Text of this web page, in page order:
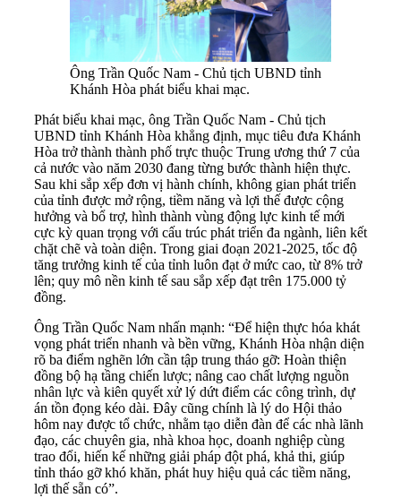
Ông Trần Quốc Nam - Chủ tịch UBND tỉnh
Khánh Hòa phát biểu khai mạc.
Phát biểu khai mạc, ông Trần Quốc Nam - Chủ tịch
UBND tỉnh Khánh Hòa khẳng định, mục tiêu đưa Khánh
Hòa trở thành thành phố trực thuộc Trung ương thứ 7 của
cả nước vào năm 2030 đang từng bước thành hiện thực.
Sau khi sắp xếp đơn vị hành chính, không gian phát triển
của tỉnh được mở rộng, tiềm năng và lợi thế được cộng
hưởng và bổ trợ, hình thành vùng động lực kinh tế mới
cực kỳ quan trọng với cấu trúc phát triển đa ngành, liên kết
chặt chẽ và toàn diện. Trong giai đoạn 2021-2025, tốc độ
tăng trưởng kinh tế của tỉnh luôn đạt ở mức cao, từ 8% trở
lên; quy mô nền kinh tế sau sắp xếp đạt trên 175.000 tỷ
đồng.
Ông Trần Quốc Nam nhấn mạnh: “Để hiện thực hóa khát
vọng phát triển nhanh và bền vững, Khánh Hòa nhận diện
rõ ba điểm nghẽn lớn cần tập trung tháo gỡ: Hoàn thiện
đồng bộ hạ tầng chiến lược; nâng cao chất lượng nguồn
nhân lực và kiên quyết xử lý dứt điểm các công trình, dự
án tồn đọng kéo dài. Đây cũng chính là lý do Hội thảo
hôm nay được tổ chức, nhằm tạo diễn đàn để các nhà lãnh
đạo, các chuyên gia, nhà khoa học, doanh nghiệp cùng
trao đổi, hiến kế những giải pháp đột phá, khả thi, giúp
tỉnh tháo gỡ khó khăn, phát huy hiệu quả các tiềm năng,
lợi thế sẵn có”.